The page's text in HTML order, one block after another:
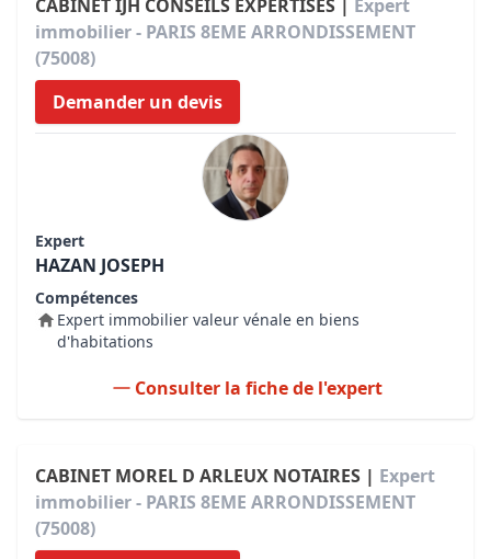
CABINET IJH CONSEILS EXPERTISES |
Expert
immobilier - PARIS 8EME ARRONDISSEMENT
(75008)
Demander un devis
Expert
HAZAN JOSEPH
Compétences
Expert immobilier valeur vénale en biens
d'habitations
Consulter la fiche de l'expert
CABINET MOREL D ARLEUX NOTAIRES | Expert
immobilier - PARIS 8EME ARRONDISSEMENT
(75008)